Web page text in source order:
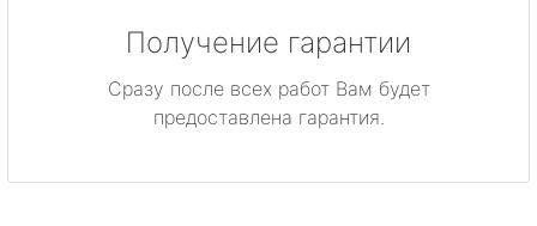
Получение гарантии
Сразу после всех работ Вам будет
предоставлена гарантия.